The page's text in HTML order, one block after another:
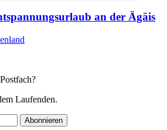
an der Ägäis
Laufenden.